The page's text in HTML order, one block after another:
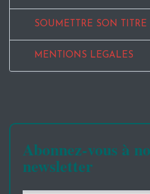
SOUMETTRE SON TITRE
MENTIONS LEGALES
Abonnez-vous à
newsletter